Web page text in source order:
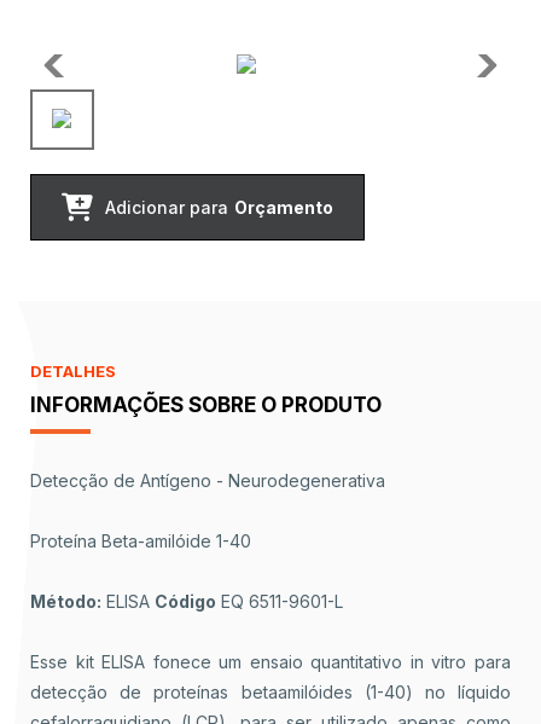
Adicionar para Orçamento
DETALHES
INFORMAÇÕES SOBRE O PRODUTO
Detecção de Antígeno - Neurodegenerativa
Proteína Beta-amilóide 1-40
Método: ELISA Código EQ 6511-9601-L
Esse kit ELISA fonece um ensaio quantitativo in vitro para
detecção de proteínas betaamilóides (1-40) no líquido